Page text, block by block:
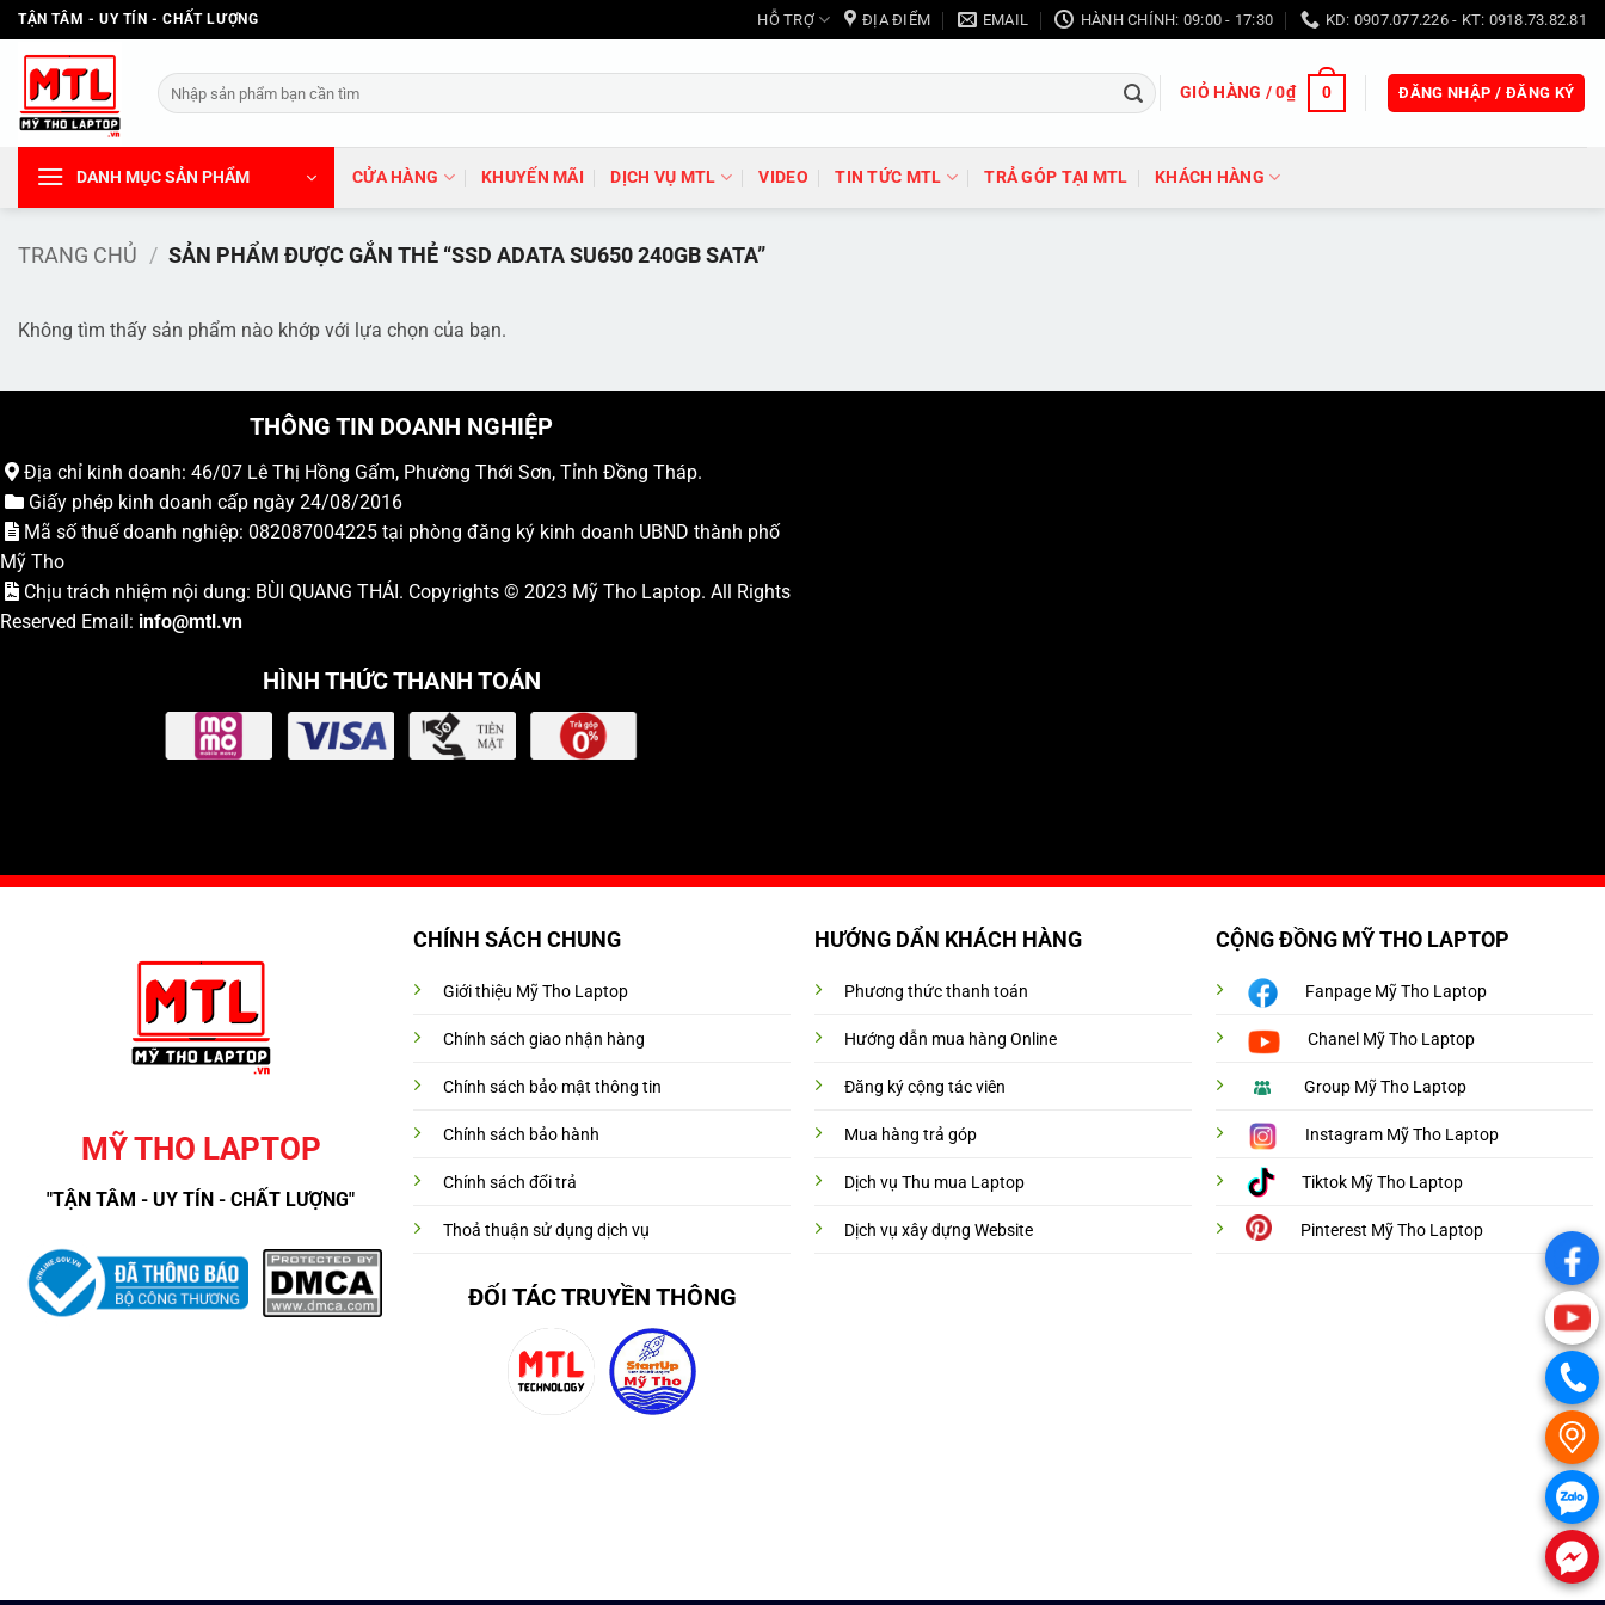
Bỏ
qua
dung
TẬN TÂM - UY TÍN - CHẤT LƯỢNG HỖ TRỢ ĐỊA ĐIỂM EMAIL HÀNH CHÍNH: 09:00 - 17:30 KD: 0907.077.226 - KT: 0918.73.82.81
Tìm
kiếm:
GIỎ HÀNG /0₫ 0 ĐĂNG NHẬP / ĐĂNG KÝ
DANH MỤC SẢN PHẨM CỬA HÀNG KHUYẾN MÃI DỊCH VỤ MTL VIDEO TIN TỨC MTL TRẢ GÓP TẠI MTL KHÁCH HÀNG
TRANG CHỦ / SẢN PHẨM ĐƯỢC GẮN THẺ “SSD ADATA SU650 240GB SATA”
Không tìm thấy sản phẩm nào khớp với lựa chọn của bạn.
THÔNG TIN DOANH NGHIỆP
Địa chỉ kinh doanh: 46/07 Lê Thị Hồng Gấm, Phường Thới Sơn, Tỉnh Đồng Tháp.
Giấy phép kinh doanh cấp ngày 24/08/2016
Mã số thuế doanh nghiệp: 082087004225 tại phòng đăng ký kinh doanh UBND thành phố
Mỹ Tho
Chịu trách nhiệm nội dung: BÙI QUANG THÁI. Copyrights © 2023 Mỹ Tho Laptop. All Rights
Reserved Email: info@mtl.vn
HÌNH THỨC THANH TOÁN
MỸ THO LAPTOP
"TẬN TÂM - UY TÍN - CHẤT LƯỢNG"
CHÍNH SÁCH CHUNG
Giới thiệu Mỹ Tho Laptop
Chính sách giao nhận hàng
Chính sách bảo mật thông tin
Chính sách bảo hành
Chính sách đổi trả
Thoả thuận sử dụng dịch vụ
ĐỐI TÁC TRUYỀN THÔNG
HƯỚNG DẨN KHÁCH HÀNG
Phương thức thanh toán
Hướng dẫn mua hàng Online
Đăng ký cộng tác viên
Mua hàng trả góp
Dịch vụ Thu mua Laptop
Dịch vụ xây dựng Website
CỘNG ĐỒNG MỸ THO LAPTOP
Fanpage Mỹ Tho Laptop
Chanel Mỹ Tho Laptop
Group Mỹ Tho Laptop
Instagram Mỹ Tho Laptop
Tiktok Mỹ Tho Laptop
Pinterest Mỹ Tho Laptop
.
.
.
.
.
.